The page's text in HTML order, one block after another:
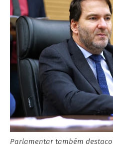
Parlamentar também